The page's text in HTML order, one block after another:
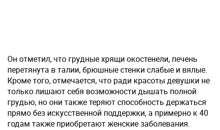
Он отметил, что грудные хрящи окостенели, печень
перетянута в талии, брюшные стенки слабые и вялые.
Кроме того, отмечается, что ради красоты девушки не
только лишают себя возможности дышать полной
грудью, но они также теряют способность держаться
прямо без искусственной поддержки, а примерно к 40
годам также приобретают женские заболевания.